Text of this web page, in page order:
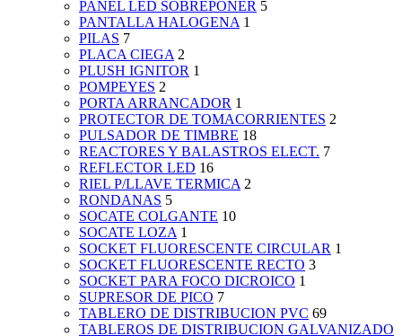
PANEL LED SOBREPONER 5
PANTALLA HALOGENA 1
PILAS 7
PLACA CIEGA 2
PLUSH IGNITOR 1
POMPEYES 2
PORTA ARRANCADOR 1
PROTECTOR DE TOMACORRIENTES 2
PULSADOR DE TIMBRE 18
REACTORES Y BALASTROS ELECT. 7
REFLECTOR LED 16
RIEL P/LLAVE TERMICA 2
RONDANAS 5
SOCATE COLGANTE 10
SOCATE LOZA 1
SOCKET FLUORESCENTE CIRCULAR 1
SOCKET FLUORESCENTE RECTO 3
SOCKET PARA FOCO DICROICO 1
SUPRESOR DE PICO 7
TABLERO DE DISTRIBUCION PVC 69
TABLEROS DE DISTRIBUCION GALVANIZADO